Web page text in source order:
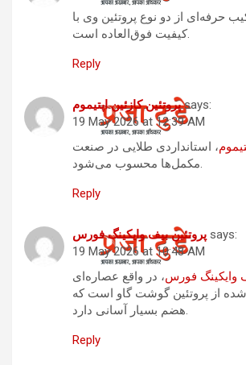
حرفه‌ای از دو نوع پروتئین وی با
کیفیت فوق‌العاده است.
Reply
پروتئین کازئین اپتیموم says:
19 May 2026 at 12:39 AM
، استانداردی طلایی در صنعت
مکمل‌ها محسوب می‌شود.
Reply
پروتئین بیف وایکینگ فورس says:
19 May 2026 at 10:48 AM
وایکینگ فورس، در واقع عصاره‌ای
از پروتئین گوشت گاو است که
هضم بسیار آسانی دارد.
Reply